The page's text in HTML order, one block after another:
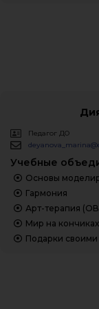
Педагог ДО
Учебные
Основы
Гармония
Арт-терапия
Мир на
Подарки своими